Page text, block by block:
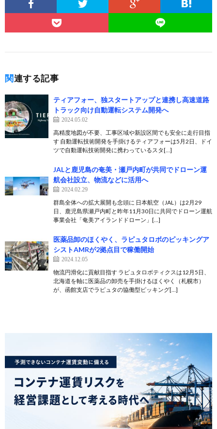
関連する記事
ティアフォー、独スタートアップと連携し高速道路
トラック向け自動運転システム開発へ
2024.05.02
高精度地図が不要、工事区域や新設区間でも安全に走行目指
す 自動運転技術開発を手掛けるティアフォーは5月2日、ドイ
ツで自動運転技術開発に携わっているスタ[…]
JALと鹿児島の奄美・瀬戸内町が共同でドローン運
航会社設立、物流などに活用へ
2024.02.29
群島全体への拡大展開も念頭に 日本航空（JAL）は2月29
日、鹿児島県瀬戸内町と昨年11月30日に共同でドローン運航
事業会社「奄美アイランドドローン」[…]
医薬品卸のほくやく、ラピュタロボのピッキングア
シストAMRが2拠点目で稼働開始
2024.12.05
物流円滑化に貢献目指す ラピュタロボティクスは12月5日、
北海道を軸に医薬品の卸売を手掛けるほくやく（札幌市）
が、函館支店でラピュタの協働型ピッキング[…]